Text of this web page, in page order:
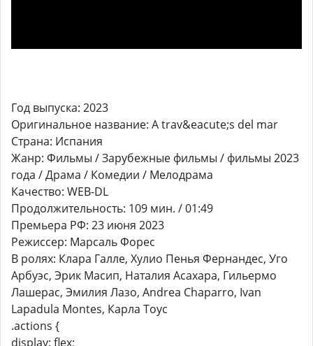
Год выпуска: 2023
Оригинальное название: A trav&eacute;s del mar
Страна: Испания
Жанр: Фильмы / Зарубежные фильмы / фильмы 2023
года / Драма / Комедии / Мелодрама
Качество: WEB-DL
Продолжительность: 109 мин. / 01:49
Премьера РФ: 23 июня 2023
Режиссер: Марсаль Форес
В ролях: Клара Галле, Хулио Пенья Фернандес, Уго
Арбуэс, Эрик Масип, Наталия Асахара, Гильермо
Лашерас, Эмилия Лазо, Andrea Chaparro, Ivan
Lapadula Montes, Карла Тоус
.actions {
display: flex;